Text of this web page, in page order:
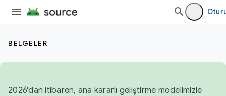
BELGELER
2026'dan itibaren, ana kararlı geliştirme modelimizle